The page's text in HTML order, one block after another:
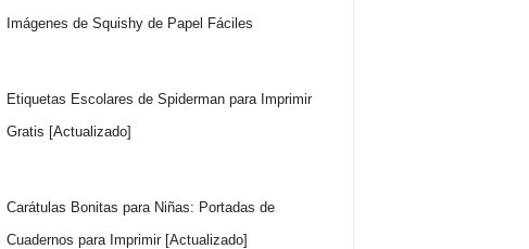
Imágenes de Squishy de Papel Fáciles
Etiquetas Escolares de Spiderman para Imprimir
Gratis [Actualizado]
Carátulas Bonitas para Niñas: Portadas de
Cuadernos para Imprimir [Actualizado]